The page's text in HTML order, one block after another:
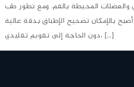
المحيطة بالفم. ومع تطور طب
بالإمكان تصحيح الإطباق بدقة عالية
دون الحاجة إلى تقويم تقليدي، […]